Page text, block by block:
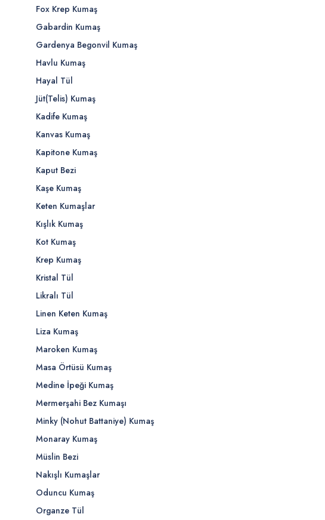
Fox Krep Kumaş
Gabardin Kumaş
Gardenya Begonvil Kumaş
Havlu Kumaş
Hayal Tül
Jüt(Telis) Kumaş
Kadife Kumaş
Kanvas Kumaş
Kapitone Kumaş
Kaput Bezi
Kaşe Kumaş
Keten Kumaşlar
Kışlık Kumaş
Kot Kumaş
Krep Kumaş
Kristal Tül
Likralı Tül
Linen Keten Kumaş
Liza Kumaş
Maroken Kumaş
Masa Örtüsü Kumaş
Medine İpeği Kumaş
Mermerşahi Bez Kumaşı
Minky (Nohut Battaniye) Kumaş
Monaray Kumaş
Müslin Bezi
Nakışlı Kumaşlar
Oduncu Kumaş
Organze Tül